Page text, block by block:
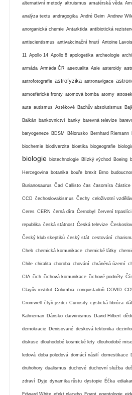
alternativní metody altruismus amatérská věda
analýza textu andragogika André Geim Andrew
anorganická chemie Antarktida antibiotická
antiscientismus antivakcinační hnutí Antoine
11 Apollo 14 Apollo 8 apologetika archeologie
armáda Armáda ČR asexualita Asie asteroidy
astrofotografie astrofyzika astronavigace
atmosférické fronty atomová bomba atomy
auta autismus Aztékové Bachův absolutismus
Balkán bankovnictví banky barevná televize
baryogeneze BDSM Bělorusko Bernhard Riemann
biochemie biodiverzita bioetika biogeografie
biologie biotechnologie Blízký východ Boeing
Hercegovina botanika bouře brexit Brno
Burianosaurus Čad Callisto čas časomíra částice
CCD čechoslovakismus Čechy celoživotní
Ceres CERN černá díra Černobyl červení trpaslíci
republika česká státnost Česká televize
Český klub skeptiků český stát cestování
Cheb chemická komunikace chemické látky
Chile chiralita choroba chování chráněná území
CIA čich čichová komunikace čichové podněty
Clayův institut Columbia conquistadoři COVID
Cromwell čtyři jezdci Curiosity cystická fibróza
Kahneman Dánsko darwinismus David Hilbert
demokracie Denisované desková tektonika
diskuse dlouhodobé kosmické lety dlouhodobé mise
ledová doba poledová domácí násilí domestikace
druhohory dualismus duchové duchovní služba
zdraví Dyje dynamika růstu dystopie Éčka
Edward White efekt placebo Egypt egyptologie